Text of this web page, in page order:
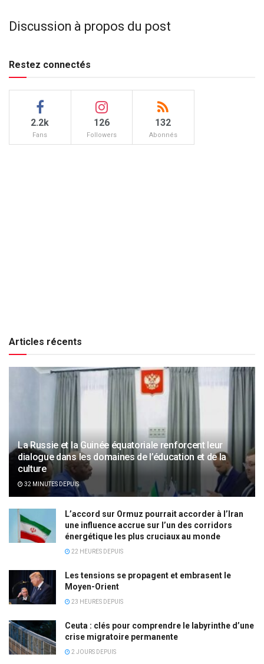
Discussion à propos du post
Restez connectés
2.2k
Fans
126
Followers
132
Abonnés
Articles récents
La Russie et la Guinée équatoriale renforcent leur
dialogue dans les domaines de l’éducation et de la
culture
32 MINUTES DEPUIS
L’accord sur Ormuz pourrait accorder à l’Iran
une influence accrue sur l’un des corridors
énergétique les plus cruciaux au monde
22 HEURES DEPUIS
Les tensions se propagent et embrasent le
Moyen-Orient
23 HEURES DEPUIS
Ceuta : clés pour comprendre le labyrinthe d’une
crise migratoire permanente
2 JOURS DEPUIS